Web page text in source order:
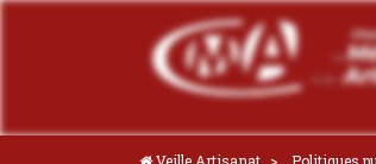
Veille Artisanat Politiques